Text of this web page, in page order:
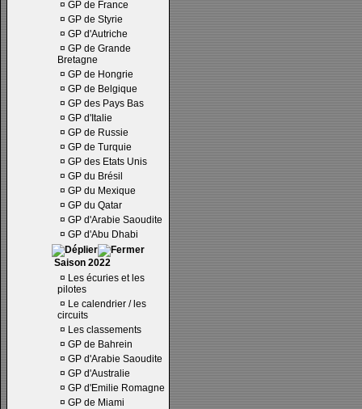
¤ GP de France
¤ GP de Styrie
¤ GP d'Autriche
¤ GP de Grande
Bretagne
¤ GP de Hongrie
¤ GP de Belgique
¤ GP des Pays Bas
¤ GP d'Italie
¤ GP de Russie
¤ GP de Turquie
¤ GP des Etats Unis
¤ GP du Brésil
¤ GP du Mexique
¤ GP du Qatar
¤ GP d'Arabie Saoudite
¤ GP d'Abu Dhabi
Saison 2022
¤ Les écuries et les
pilotes
¤ Le calendrier / les
circuits
¤ Les classements
¤ GP de Bahrein
¤ GP d'Arabie Saoudite
¤ GP d'Australie
¤ GP d'Emilie Romagne
¤ GP de Miami